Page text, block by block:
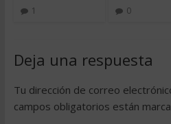
1
0
Deja una respuesta
Tu dirección de correo
campos obligatorios están